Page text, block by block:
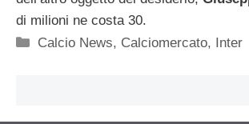
di milioni ne costa 30.
Categorie
Calcio News, Calciomercato, Inter